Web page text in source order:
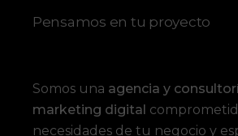
Pensamos en tu proyecto
Somos una agencia y
marketing digital
necesidades de tu negocio y